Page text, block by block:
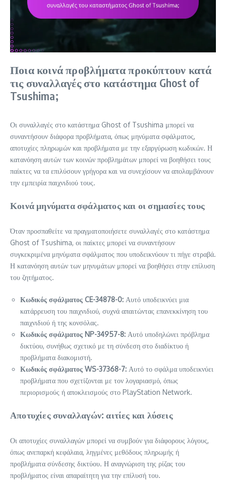
Ποια κοινά προβλήματα προκύπτουν κατά
τις συναλλαγές στο κατάστημα Ghost of
Tsushima;
Οι συναλλαγές στο κατάστημα Ghost of Tsushima μπορεί να
συναντήσουν διάφορα προβλήματα, όπως μηνύματα σφάλματος,
αποτυχίες πληρωμών και προβλήματα με την εξαργύρωση κωδικών. Η
κατανόηση αυτών των κοινών προβλημάτων μπορεί να βοηθήσει τους
παίκτες να τα επιλύσουν γρήγορα και να συνεχίσουν να απολαμβάνουν
την εμπειρία παιχνιδιού τους.
Κοινά μηνύματα σφάλματος και οι σημασίες τους
Όταν προσπαθείτε να πραγματοποιήσετε συναλλαγές στο κατάστημα
Ghost of Tsushima, οι παίκτες μπορεί να συναντήσουν
συγκεκριμένα μηνύματα σφάλματος που υποδεικνύουν τι πήγε στραβά.
Η κατανόηση αυτών των μηνυμάτων μπορεί να βοηθήσει στην επίλυση
του ζητήματος.
Κωδικός σφάλματος CE-34878-0: Αυτό υποδεικνύει μια
κατάρρευση του παιχνιδιού, συχνά απαιτώντας επανεκκίνηση του
παιχνιδιού ή της κονσόλας.
Κωδικός σφάλματος NP-34957-8: Αυτό υποδηλώνει πρόβλημα
δικτύου, συνήθως σχετικό με τη σύνδεση στο διαδίκτυο ή
προβλήματα διακομιστή.
Κωδικός σφάλματος WS-37368-7: Αυτό το σφάλμα υποδεικνύει
προβλήματα που σχετίζονται με τον λογαριασμό, όπως
περιορισμούς ή αποκλεισμούς στο PlayStation Network.
Αποτυχίες συναλλαγών: αιτίες και λύσεις
Οι αποτυχίες συναλλαγών μπορεί να συμβούν για διάφορους λόγους,
όπως ανεπαρκή κεφάλαια, ληγμένες μεθόδους πληρωμής ή
προβλήματα σύνδεσης δικτύου. Η αναγνώριση της ρίζας του
προβλήματος είναι απαραίτητη για την επίλυσή του.